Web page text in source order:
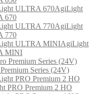
AgiLight
670
AgiLight
770
AgiLight
MINI
Series (24V)
PRO Premium 2 HO